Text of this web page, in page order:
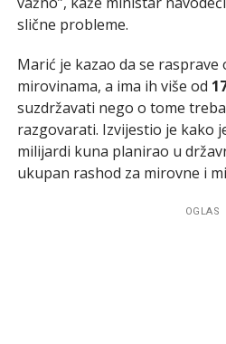
slične probleme.
Marić je kazao da se rasprave
mirovinama, a ima ih više od
suzdržavati nego o tome
razgovarati. Izvijestio je kako
milijardi kuna planirao u
ukupan rashod za mirovne i
OGLAS